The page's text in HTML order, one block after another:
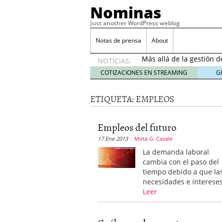
Nominas
Just another WordPress weblog
Notas de prensa About
NOTICIAS:
Desempleo Colombia
Más allá de la gestión
Una digitalización
en el sector financiero
¿Cómo afectó el
Consejos para el
Más allá de la gestión
COTIZACIONES EN STREAMING
ETIQUETA: EMPLEOS
Empleos del futuro
17 Ene 2013 Mirta G. Casale
La demanda laboral
cambia con el paso del
tiempo debido a que
necesidades e
Leer